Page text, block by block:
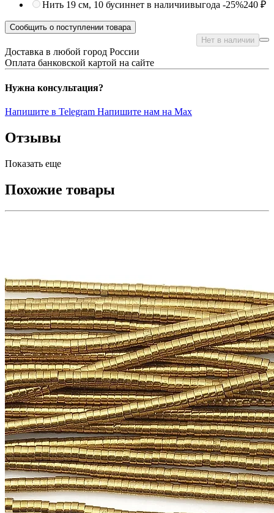
Нить 19 см, 10 бусиннет в наличиивыгода -25%240 ₽
Сообщить о поступлении товара
Нет в наличии
Доставка в любой город России
Оплата банковской картой на сайте
Нужна консультация?
Напишите в Telegram Напишите нам на Max
Отзывы
Показать еще
Похожие товары